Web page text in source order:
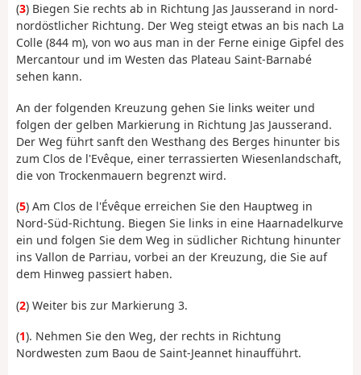
(3) Biegen Sie rechts ab in Richtung Jas Jausserand in nord-
nordöstlicher Richtung. Der Weg steigt etwas an bis nach La
Colle (844 m), von wo aus man in der Ferne einige Gipfel des
Mercantour und im Westen das Plateau Saint-Barnabé
sehen kann.
An der folgenden Kreuzung gehen Sie links weiter und
folgen der gelben Markierung in Richtung Jas Jausserand.
Der Weg führt sanft den Westhang des Berges hinunter bis
zum Clos de l'Evêque, einer terrassierten Wiesenlandschaft,
die von Trockenmauern begrenzt wird.
(5) Am Clos de l'Évêque erreichen Sie den Hauptweg in
Nord-Süd-Richtung. Biegen Sie links in eine Haarnadelkurve
ein und folgen Sie dem Weg in südlicher Richtung hinunter
ins Vallon de Parriau, vorbei an der Kreuzung, die Sie auf
dem Hinweg passiert haben.
(2) Weiter bis zur Markierung 3.
(1). Nehmen Sie den Weg, der rechts in Richtung
Nordwesten zum Baou de Saint-Jeannet hinaufführt.